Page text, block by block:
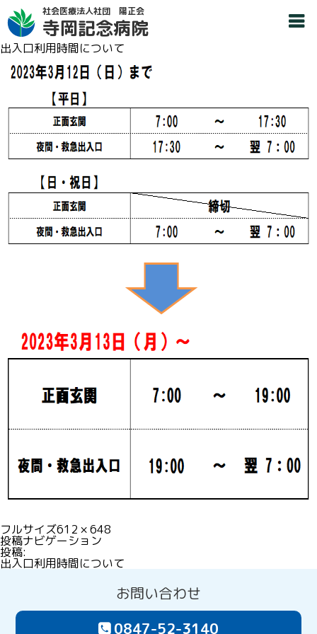
社会医療法人社団 陽正会
寺岡記念病院
出入口利用時間について
フルサイズ612 × 648
投稿ナビゲーション
投稿:
出入口利用時間について
お問い合わせ
0847-52-3140